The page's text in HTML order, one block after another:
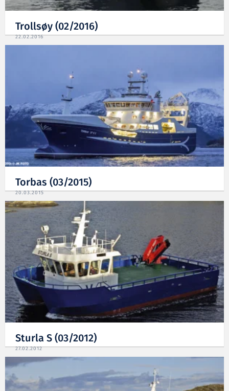
Trollsøy (02/2016)
22.02.2016
Torbas (03/2015)
20.03.2015
Sturla S (03/2012)
27.02.2012